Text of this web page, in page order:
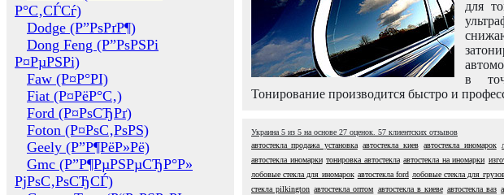
Р°С‚СЃСѓ)
Dodge (Р”РѕРґР¶)
Dong Feng (Р”РѕРЅРі
Р¤РµРЅРі)
Faw (Р¤Р°РІ)
Fiat (Р¤РёР°С‚)
Ford (Р¤РѕСЂРґ)
Foton (Р¤РѕС‚РѕРЅ)
Geely (Р”Р¶РёР»Рё)
Gmc (Р”Р¶РµРЅРµСЂР°Р»
РјРѕС‚РѕСЂСЃ)
для
в
Тонирование производится быстро и
Украина 5 из 5 на основе 27 оценок. 57 клиентских отзывов
автостекла продажа установка автостекла киев автостекла иномарок
автостекла иномарки тонировка автостекла автостекла на иномарки
лобовые стекла для иномарок автостекла ford лобовые стекла для
стекла pilkington автостекла оптом автостекла в киеве автостекла ваз